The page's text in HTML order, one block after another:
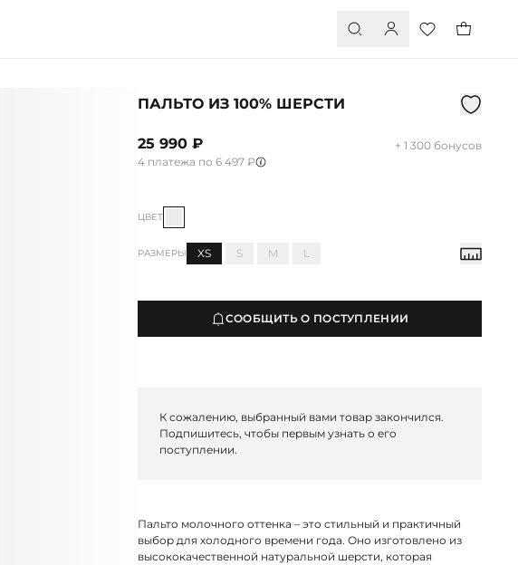
ПАЛЬТО ИЗ 100% ШЕРСТИ
25 990 ₽
+ 1 300 бонусов
4 платежа по 6 497 ₽
ЦВЕТ
РАЗМЕРЫ XS S M L
СООБЩИТЬ О ПОСТУПЛЕНИИ
К сожалению, выбранный вами товар закончился.
Подпишитесь, чтобы первым узнать о его
поступлении.
Пальто молочного оттенка – это стильный и практичный
выбор для холодного времени года. Оно изготовлено из
высококачественной натуральной шерсти, которая